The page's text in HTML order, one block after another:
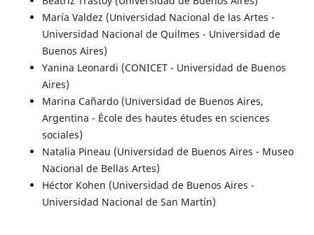
María Valdez (Universidad Nacional de las Artes -
Universidad Nacional de Quilmes - Universidad de
Buenos Aires)
Yanina Leonardi (CONICET - Universidad de Buenos
Aires)
Marina Cañardo (Universidad de Buenos Aires,
Argentina - École des hautes études en sciences
sociales)
Natalia Pineau (Universidad de Buenos Aires - Museo
Nacional de Bellas Artes)
Héctor Kohen (Universidad de Buenos Aires -
Universidad Nacional de San Martín)